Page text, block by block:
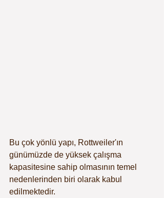
Bu çok yönlü yapı, Rottweiler'ın
günümüzde de yüksek çalışma
kapasitesine sahip olmasının temel
nedenlerinden biri olarak kabul
edilmektedir.